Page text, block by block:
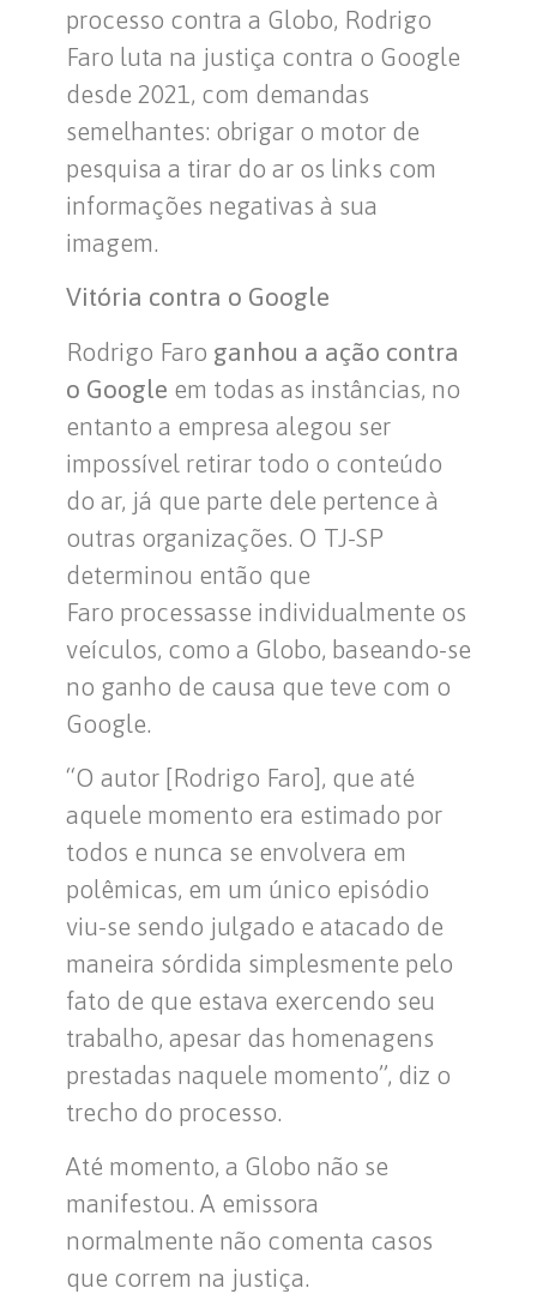
processo contra a Globo, Rodrigo
Faro luta na justiça contra o Google
desde 2021, com demandas
semelhantes: obrigar o motor de
pesquisa a tirar do ar os links com
informações negativas à sua
imagem.
Vitória contra o Google
Rodrigo Faro ganhou a ação contra
o Google em todas as instâncias, no
entanto a empresa alegou ser
impossível retirar todo o conteúdo
do ar, já que parte dele pertence à
outras organizações. O TJ-SP
determinou então que
Faro processasse individualmente os
veículos, como a Globo, baseando-se
no ganho de causa que teve com o
Google.
“O autor [Rodrigo Faro], que até
aquele momento era estimado por
todos e nunca se envolvera em
polêmicas, em um único episódio
viu-se sendo julgado e atacado de
maneira sórdida simplesmente pelo
fato de que estava exercendo seu
trabalho, apesar das homenagens
prestadas naquele momento”, diz o
trecho do processo.
Até momento, a Globo não se
manifestou. A emissora
normalmente não comenta casos
que correm na justiça.